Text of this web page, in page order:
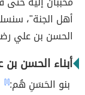
أهل الجنة"،
الحسن بن علي
أبناء الحسن
بنو الحَسَنِ هُم:[١]